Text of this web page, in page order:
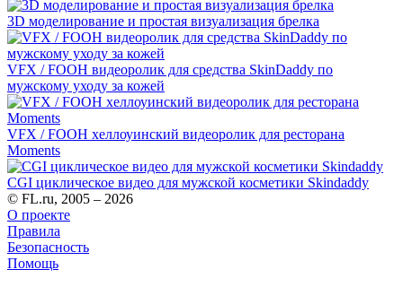
3D моделирование и простая визуализация брелка
VFX / FOOH видеоролик для средства SkinDaddy по
мужскому уходу за кожей
VFX / FOOH хеллоуинский видеоролик для ресторана
Moments
CGI циклическое видео для мужской косметики Skindaddy
© FL.ru, 2005 – 2026
О проекте
Правила
Безопасность
Помощь